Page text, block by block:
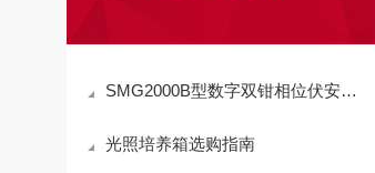
SMG2000B型数字双钳相位伏安表的简介
光照培养箱选购指南